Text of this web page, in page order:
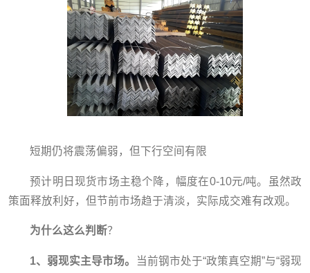
短期仍将震荡偏弱，但下行空间有限
预计明日现货市场主稳个降，幅度在0-10元/吨。虽然政
策面释放利好，但节前市场趋于清淡，实际成交难有改观。
为什么这么判断？
1、弱现实主导市场。
当前钢市处于“政策真空期”与“弱现